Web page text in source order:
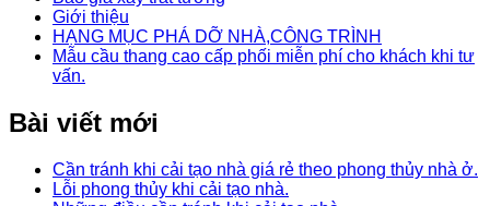
Giới thiệu
HẠNG MỤC PHÁ DỠ NHÀ,CÔNG TRÌNH
Mẫu cầu thang cao cấp phối miễn phí cho khách khi tư
vấn.
Bài viết mới
Cần tránh khi cải tạo nhà giá rẻ theo phong thủy nhà ở.
Lỗi phong thủy khi cải tạo nhà.